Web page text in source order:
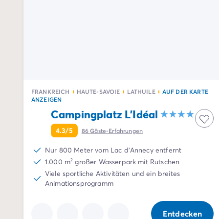
Campingplatz Bayern
Campingplatz Lindau
Campingplatz Niederlande
Campingplatz Limburg
Campingplatz Österreich
Campingplatz Slowenien
Campingplatz Luxemburg
Urlaubsthemen
FRANKREICH HAUTE-SAVOIE LATHUILE
AUF DER KARTE
ANZEIGEN
Campingplatz L'Idéal
4.3/5 86Gäste-Erfahrungen
Nur 800 Meter vom Lac d'Annecy entfernt
1.000 m² großer Wasserpark mit Rutschen
Viele sportliche Aktivitäten und ein breites
Animationsprogramm
Entdecken